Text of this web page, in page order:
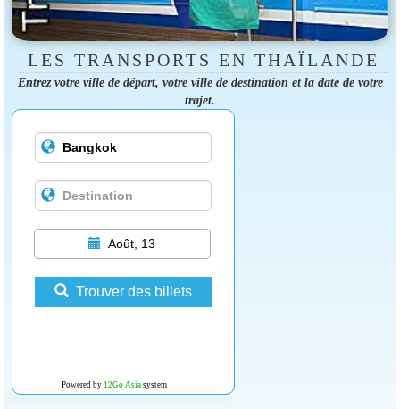
LES TRANSPORTS EN THAÏLANDE
Entrez votre ville de départ, votre ville de destination et la date de votre
trajet.
Août, 13
Trouver des billets
Powered by 12Go Asiasystem